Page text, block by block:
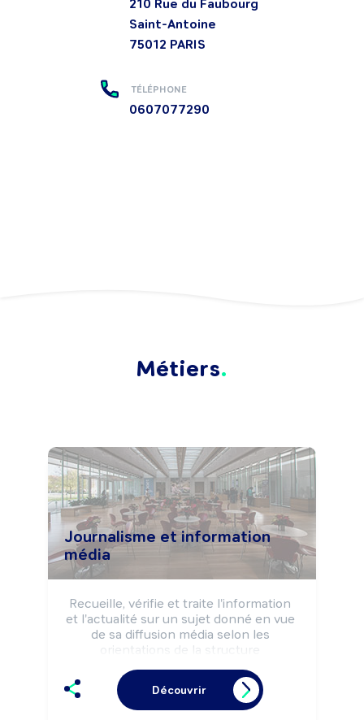
210 Rue du Faubourg
Saint-Antoine
75012 PARIS
TÉLÉPHONE
0607077290
Métiers
Journalisme et information
média
Recueille, vérifie et traite l'information
et l'actualité sur un sujet donné en vue
de sa diffusion média selon les
orientations de la structure
et la réglementation de l'information.
Peut définir la politique d'information de
la structure.
Découvrir